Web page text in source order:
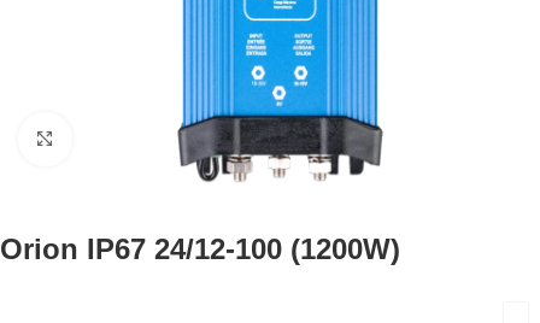
Büyütmek için tıklayın
Orion IP67 24/12-100 (1200W)